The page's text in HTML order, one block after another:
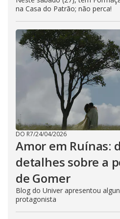
na Casa do Patrão; não perca!
DO R7/24/04/2026
Amor em Ruínas:
detalhes sobre a
de Gomer
Blog do Univer apresentou
protagonista